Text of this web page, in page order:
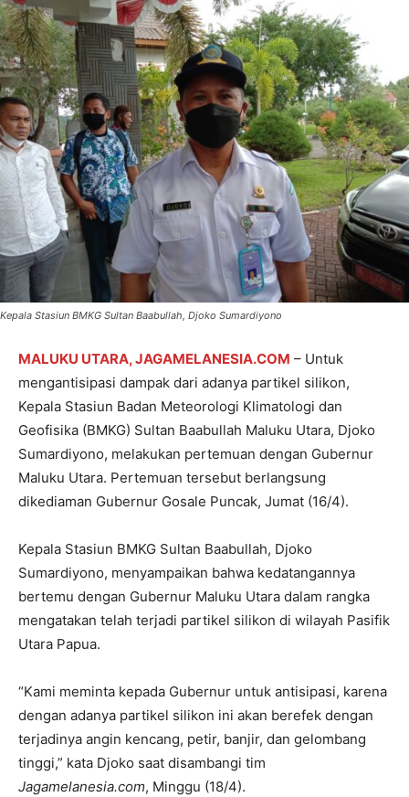
Kepala Stasiun BMKG Sultan Baabullah, Djoko Sumardiyono
MALUKU UTARA, JAGAMELANESIA.COM – Untuk
mengantisipasi dampak dari adanya partikel silikon,
Kepala Stasiun Badan Meteorologi Klimatologi dan
Geofisika (BMKG) Sultan Baabullah Maluku Utara, Djoko
Sumardiyono, melakukan pertemuan dengan Gubernur
Maluku Utara. Pertemuan tersebut berlangsung
dikediaman Gubernur Gosale Puncak, Jumat (16/4).
Kepala Stasiun BMKG Sultan Baabullah, Djoko
Sumardiyono, menyampaikan bahwa kedatangannya
bertemu dengan Gubernur Maluku Utara dalam rangka
mengatakan telah terjadi partikel silikon di wilayah Pasifik
Utara Papua.
“Kami meminta kepada Gubernur untuk antisipasi, karena
dengan adanya partikel silikon ini akan berefek dengan
terjadinya angin kencang, petir, banjir, dan gelombang
tinggi,” kata Djoko saat disambangi tim
Jagamelanesia.com, Minggu (18/4).